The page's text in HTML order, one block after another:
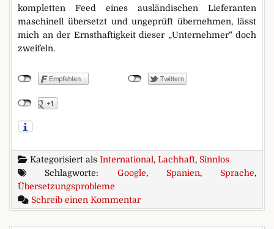
kompletten Feed eines ausländischen Lieferanten
maschinell übersetzt und ungeprüft übernehmen, lässt
mich an der Ernsthaftigkeit dieser „Unternehmer“ doch
zweifeln.
Kategorisiert als International, Lachhaft, Sinnlos
Schlagworte: Google, Spanien, Sprache,
Übersetzungsprobleme
Schreib einen Kommentarzu Ein qualifiziertes